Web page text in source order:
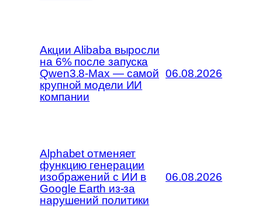
Акции Alibaba выросли
на 6% после запуска
Qwen3.8-Max — самой
крупной модели ИИ
компании
06.08.2026
Alphabet отменяет
функцию генерации
изображений с ИИ в
Google Earth из-за
нарушений политики
06.08.2026